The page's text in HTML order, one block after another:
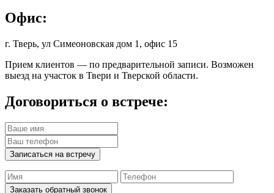
Офис:
г. Тверь, ул Симеоновская дом 1, офис 15
Прием клиентов — по предварительной записи. Возможен
выезд на участок в Твери и Тверской области.
Договориться о встрече:
Заказать обратный звонок